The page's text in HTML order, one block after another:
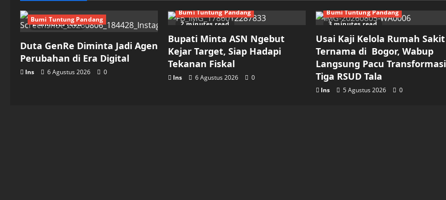
2 minutes read
Bumi Tuntung Pandang
Duta GenRe Diminta Jadi Agen
Perubahan di Era Digital
Ins 6 Agustus 2026 0
2 minutes read
Bumi Tuntung Pandang
Bupati Minta ASN Ngebut
Kejar Target, Siap Hadapi
Tekanan Fiskal
Ins 6 Agustus 2026 0
3 minutes read
Bumi Tuntung Pandang
Usai Kaji Kelola Rumah Sakit
Ternama di Bogor, Wabup
Langsung Pacu Transformasi
Tiga RSUD Tala
Ins 5 Agustus 2026 0